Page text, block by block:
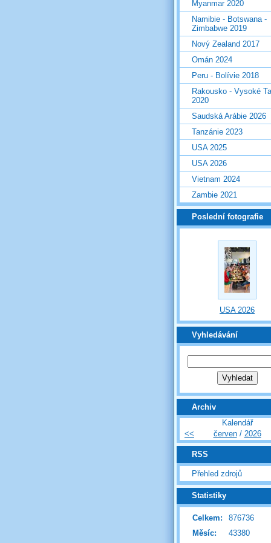
Myanmar 2020
Namibie - Botswana -
Zimbabwe 2019
Nový Zealand 2017
Omán 2024
Peru - Bolívie 2018
Rakousko - Vysoké
2020
Saudská Arábie 2026
Tanzánie 2023
USA 2025
USA 2026
Vietnam 2024
Zambie 2021
Poslední fotografie
USA 2026
Vyhledávání
Archiv
Kalendář
<<
červen/ 2026
RSS
Přehled zdrojů
Statistiky
Celkem:
876736
Měsíc:
43380